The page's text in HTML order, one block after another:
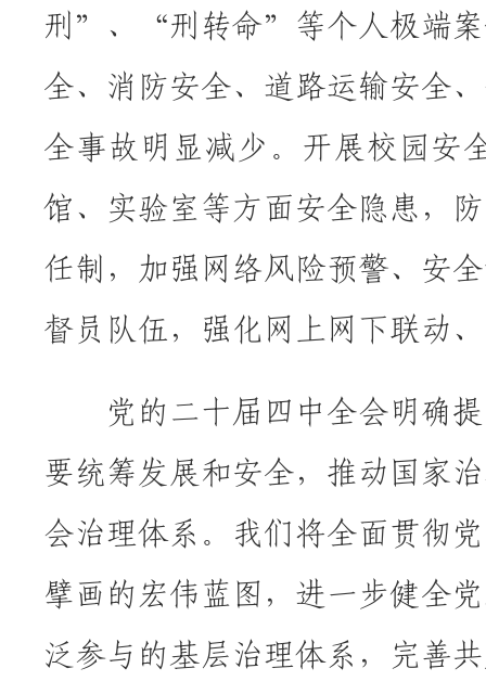
刑”、“刑转命”等个人极端案
全、消防安全、道路运输安全
全事故明显减少。开展校园
馆、实验室等方面安全隐患，
任制，加强网络风险预警、安
督员队伍，强化网上网下联动
党的二十届四中全会明确
要统筹发展和安全，推动国家
会治理体系。我们将全面贯彻
擘画的宏伟蓝图，进一步健全
泛参与的基层治理体系，完善